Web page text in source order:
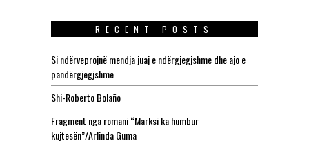
RECENT POSTS
Si ndërveprojnë mendja juaj e ndërgjegjshme dhe ajo e
pandërgjegjshme
Shi-Roberto Bolaño
Fragment nga romani “Marksi ka humbur
kujtesën”/Arlinda Guma